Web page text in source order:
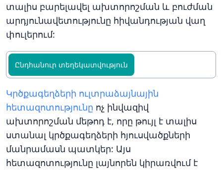
տալիս բարելավել ախտորոշման և բուժման
արդյունավետությունը հիվանդության վաղ
փուլերում:
Ընդհանուր տեղեկատվություն
Կրծքագեղձերի ուլտրաձայնային
հետազոտությունը ոչ ինվազիվ
ախտորոշման մեթոդ է, որը թույլ է տալիս
ստանալ կրծքագեղձերի հյուսվածքների
մանրամասն պատկեր: Այս
հետազոտությունը լայնորեն կիրառվում է